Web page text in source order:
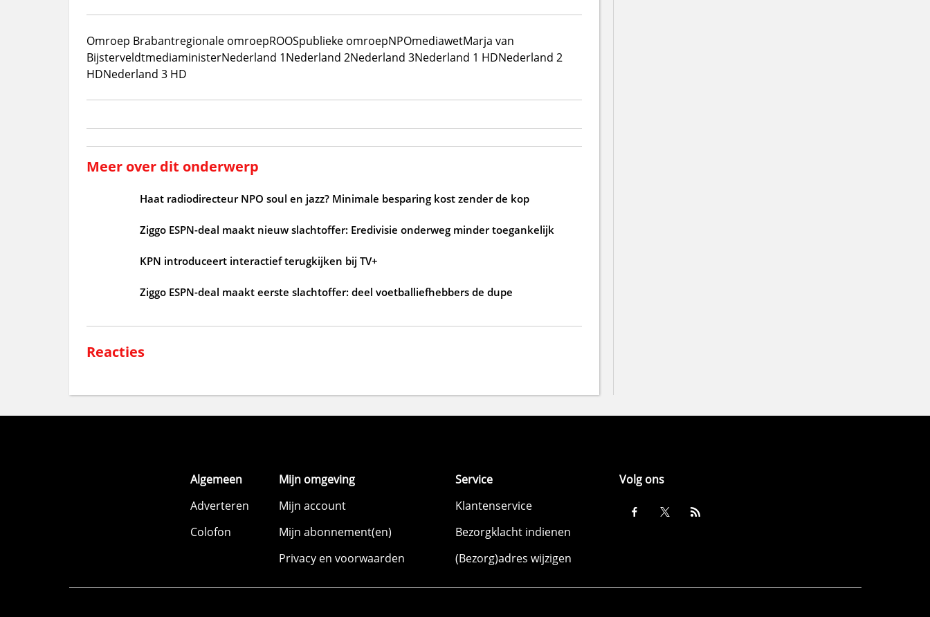
Omroep Brabantregionale omroepROOSpublieke omroepNPOmediawetMarja van
BijsterveldtmediaministerNederland 1Nederland 2Nederland 3Nederland 1 HDNederland 2
HDNederland 3 HD
Meer over dit onderwerp
Haat radiodirecteur NPO soul en jazz? Minimale besparing kost zender de kop
Ziggo ESPN-deal maakt nieuw slachtoffer: Eredivisie onderweg minder toegankelijk
KPN introduceert interactief terugkijken bij TV+
Ziggo ESPN-deal maakt eerste slachtoffer: deel voetballiefhebbers de dupe
Reacties
Algemeen
Adverteren
Colofon
Mijn omgeving
Mijn account
Mijn abonnement(en)
Privacy en voorwaarden
Service
Klantenservice
Bezorgklacht indienen
(Bezorg)adres wijzigen
Volg ons